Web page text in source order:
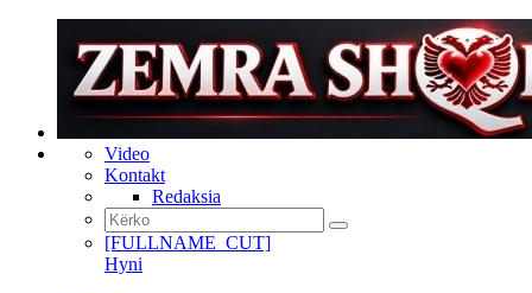
Video
Kontakt
Redaksia
[FULLNAME_CUT]
Hyni